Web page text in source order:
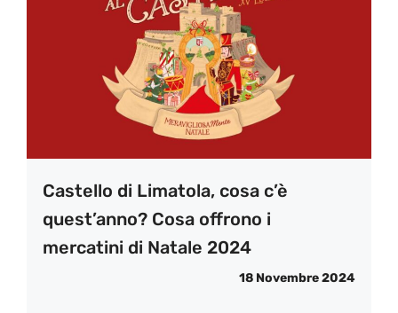
Castello di Limatola, cosa c’è
quest’anno? Cosa offrono i
mercatini di Natale 2024
18 Novembre 2024